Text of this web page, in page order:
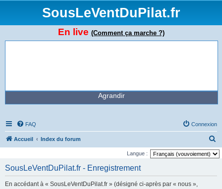
SousLeVentDuPilat.fr
En live (Comment ça marche ?)
Agrandir
FAQ Connexion
Accueil Index du forum
e
Langue :
SousLeVentDuPilat.fr - Enregistrement
En accédant à « SousLeVentDuPilat.fr » (désigné ci-après par « nous »,